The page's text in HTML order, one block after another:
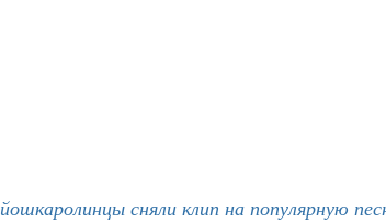
йошкаролинцы сняли клип на популярную